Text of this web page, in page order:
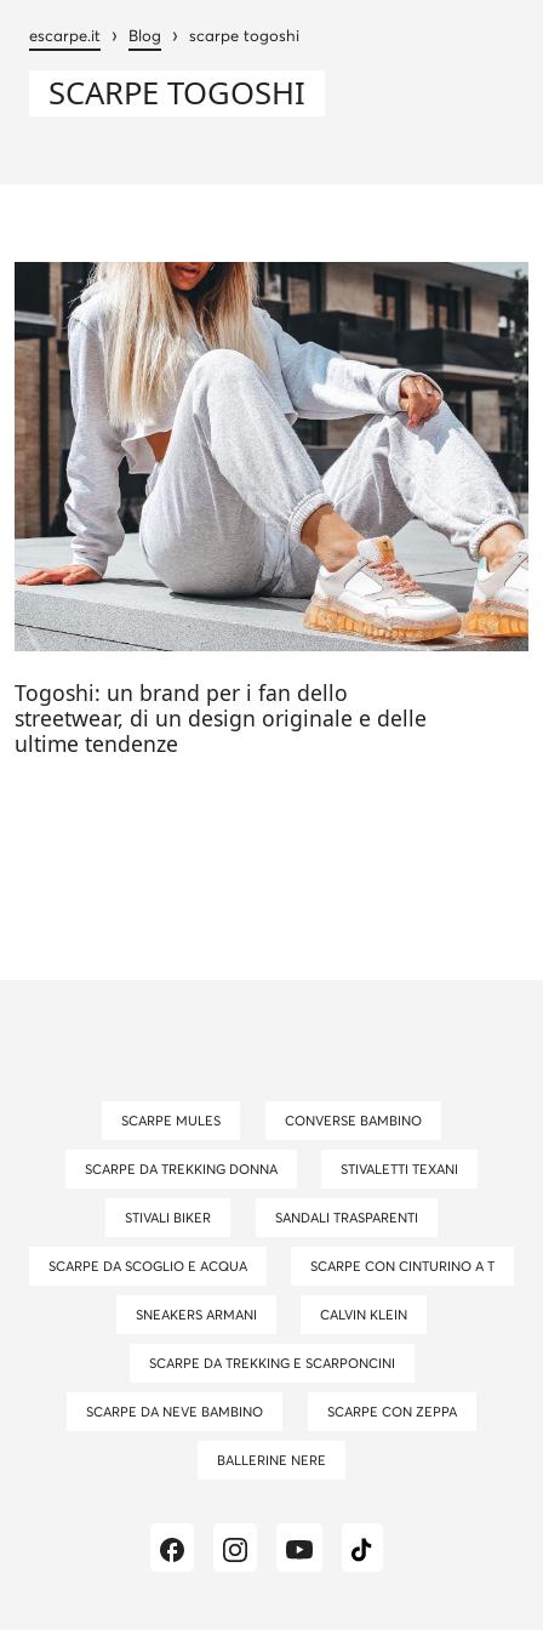
escarpe.it › Blog › scarpe togoshi
SCARPE TOGOSHI
Togoshi: un brand per i fan dello
streetwear, di un design originale e delle
ultime tendenze
SCARPE MULES CONVERSE BAMBINO
SCARPE DA TREKKING DONNA STIVALETTI TEXANI
STIVALI BIKER SANDALI TRASPARENTI
SCARPE DA SCOGLIO E ACQUA SCARPE CON CINTURINO A T
SNEAKERS ARMANI CALVIN KLEIN
SCARPE DA TREKKING E SCARPONCINI
SCARPE DA NEVE BAMBINO SCARPE CON ZEPPA
BALLERINE NERE